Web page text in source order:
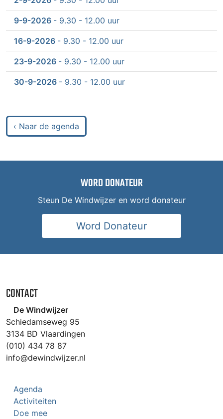
9-9-2026 - 9.30 - 12.00 uur
16-9-2026 - 9.30 - 12.00 uur
23-9-2026 - 9.30 - 12.00 uur
30-9-2026 - 9.30 - 12.00 uur
‹ Naar de agenda
WORD DONATEUR
Steun De Windwijzer en word donateur
Word Donateur
CONTACT
De Windwijzer
Schiedamseweg 95
3134 BD Vlaardingen
(010) 434 78 87
info@dewindwijzer.nl
Agenda
Activiteiten
Doe mee